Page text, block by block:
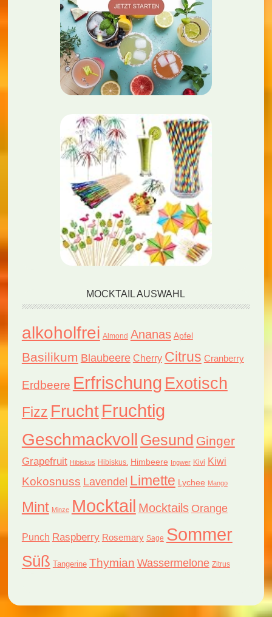
MOCKTAIL AUSWAHL
alkoholfrei Almond Ananas Apfel
Basilikum Blaubeere Cherry Citrus Cranberry
Erdbeere Erfrischung Exotisch
Fizz FruchtFruchtig
Geschmackvoll Gesund Ginger
Grapefruit Hibiskus Hibiskus. Himbeere Ingwer Kivi Kiwi
Kokosnuss Lavendel Limette Lychee Mango
Mint Minze Mocktail Mocktails Orange
Punch Raspberry Rosemary Sage Sommer
Süß Tangerine Thymian Wassermelone Zitrus